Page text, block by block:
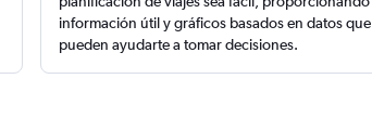
información útil y gráficos basados en datos que
pueden ayudarte a tomar decisiones.